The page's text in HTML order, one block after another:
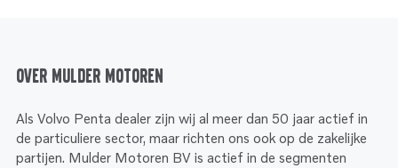
Over Mulder Motoren
Als Volvo Penta dealer zijn wij al meer dan 50 jaar actief in
de particuliere sector, maar richten ons ook op de zakelijke
partijen. Mulder Motoren BV is actief in de segmenten